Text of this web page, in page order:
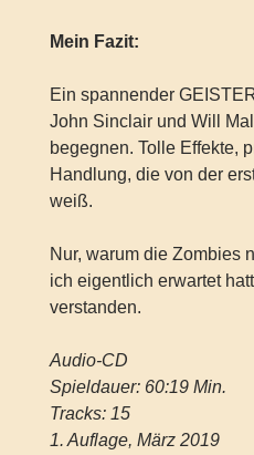
Mein Fazit:
Ein spannender
John Sinclair und Will
begegnen. Tolle Effekte,
Handlung, die von der
weiß.
Nur, warum die Zombies
ich eigentlich erwartet
verstanden.
Audio-CD
Spieldauer: 60:19 Min.
Tracks: 15
1. Auflage, März 2019